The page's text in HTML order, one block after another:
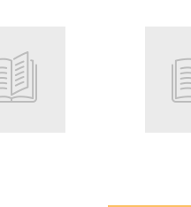
Root